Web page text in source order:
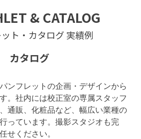
& CATALOG
ト・カタログ 実績例
カタログ
ンフレットの企画・デザインから
。社内には校正室の専属スタッフ
通販、化粧品など、幅広い業種の
っています。撮影スタジオも完
せください。